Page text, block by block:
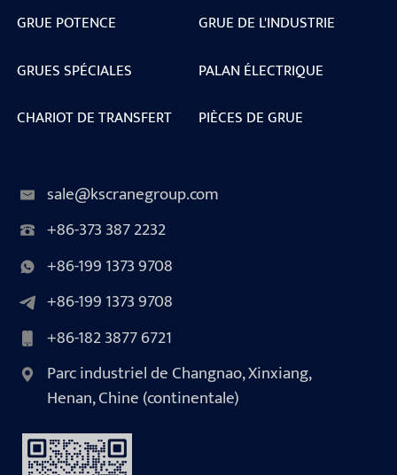
GRUE POTENCE
GRUE DE L'INDUSTRIE
GRUES SPÉCIALES
PALAN ÉLECTRIQUE
CHARIOT DE TRANSFERT
PIÈCES DE GRUE
sale@kscranegroup.com
+86-373 387 2232
+86-199 1373 9708
+86-199 1373 9708
+86-182 3877 6721
Parc industriel de Changnao, Xinxiang,
Henan, Chine (continentale)